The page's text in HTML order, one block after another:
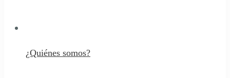
¿Quiénes somos?